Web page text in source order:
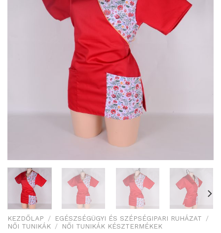
KEZDŐLAP / EGÉSZSÉGÜGYI ÉS SZÉPSÉGIPARI RUHÁZAT
/
NŐI TUNIKÁK / NŐI TUNIKÁK KÉSZTERMÉKEK